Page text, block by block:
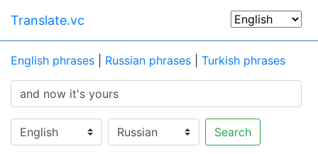
Translate.vc
English phrases Russian phrases Turkish phrases
Search